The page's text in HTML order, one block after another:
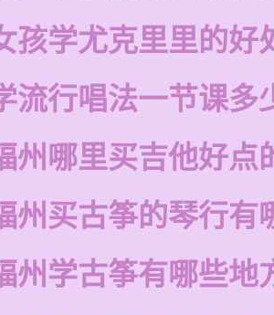
孩学尤克里里的好
流行唱法一节课多
州哪里买吉他好点
州买古筝的琴行有
州学古筝有哪些地